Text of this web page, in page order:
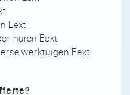
Eext
huren Eext
werktuigen Eext